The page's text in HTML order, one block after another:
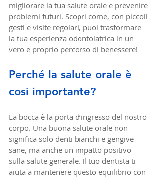
migliorare la tua salute orale e prevenire
problemi futuri. Scopri come, con piccoli
gesti e visite regolari, puoi trasformare
la tua esperienza odontoiatrica in un
vero e proprio percorso di benessere!
Perché la salute orale è
così importante?
La bocca è la porta d’ingresso del nostro
corpo. Una buona salute orale non
significa solo denti bianchi e gengive
sane, ma anche un impatto positivo
sulla salute generale. Il tuo dentista ti
aiuta a mantenere questo equilibrio con